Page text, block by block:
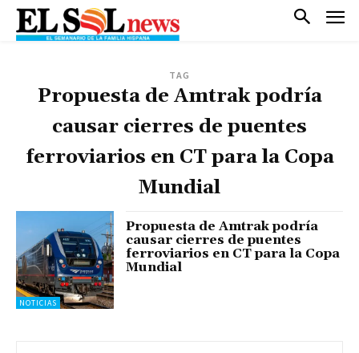
TAG
Propuesta de Amtrak podría
causar cierres de puentes
ferroviarios en CT para la Copa
Mundial
NOTICIAS
Propuesta de Amtrak podría
causar cierres de puentes
ferroviarios en CT para la Copa
Mundial